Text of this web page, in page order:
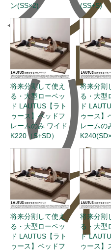
り
ン(SS×2)
(SS+S)
将来分割して使え
る・大型ローベッ
ド LAUTUS【ラト
ゥース】ベッドフ
レームのみ ワイド
K220（S+SD）
将来分割
る・大型
ド
ゥース】
レームの
将来分割して使え
る・大型ローベッ
ド LAUTUS【ラト
ゥース】ベッドフ
将来分割
る・大型
ド
ゥース】